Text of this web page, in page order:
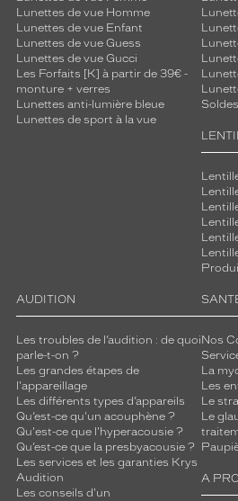
Lunettes de vue Homme
Lunettes de vue Enfant
Lunettes de vue Guess
Lunettes de vue Gucci
Les Forfaits [K] à partir de 39€ -
monture + verres
Lunettes anti-lumière bleue
Lunettes de sport à la vue
Soldes
AUDITION
Les troubles de l’audition : de quoi
parle-t-on ?
Les grandes étapes de
l'appareillage
Les différents types d’appareils
Qu’est-ce qu'un acouphène ?
Qu'est-ce que l'hyperacousie ?
Qu’est-ce que la presbyacousie ?
Les services et les garanties Krys
Audition
Les conseils d'un
Nos
La
Les
Le
Le
A